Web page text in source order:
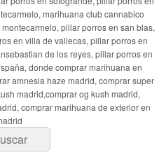
marihuana club cannabico
pillar porros en san blas,
en villa de vallecas, pillar porros en
de los reyes, pillar porros en
donde comprar marihuana en
amnesia haze madrid, comprar super
madrid,comprar og kush madrid,
comprar marihuana de exterior en